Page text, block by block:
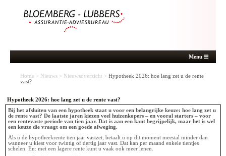
Menu
Home > Nieuws > Nieuwsoverzicht > Hypotheek 2026: hoe lang zet u de rente
vast?
Hypotheek 2026: hoe lang zet u de rente vast?
Bij het afsluiten van een hypotheek staat u voor een belangrijke keuze: hoe lang zet u
de rente vast? De laatste jaren kiezen veel huizenkopers – en vooral starters – voor
een rentevaste periode van tien jaar. Dat is aan een kant begrijpelijk, maar het is wel
een keuze die vraagt om een goede afweging.
Als u de hypotheekrente tien jaar vastzet, betaalt u op dit moment meestal minder dan
wanneer u kiest voor twintig of dertig jaar vast. Dat kan per maand enkele tientjes
schelen. En: met een lagere rente kunt u vaak ook meer lenen.